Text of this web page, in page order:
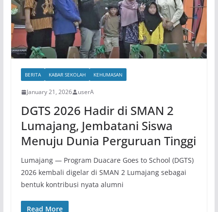
BERITA KABAR SEKOLAH KEHUMASAN
January 21, 2026 userA
DGTS 2026 Hadir di SMAN 2
Lumajang, Jembatani Siswa
Menuju Dunia Perguruan Tinggi
Lumajang — Program Duacare Goes to School (DGTS)
2026 kembali digelar di SMAN 2 Lumajang sebagai
bentuk kontribusi nyata alumni
Read More